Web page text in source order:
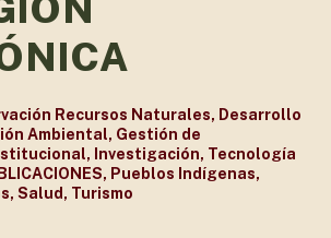
Recursos Naturales, Desarrollo
Ambiental, Gestión de
, Investigación, Tecnología
, Pueblos Indígenas,
, Salud, Turismo